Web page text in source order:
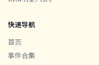
快速导航
首页
事件合集